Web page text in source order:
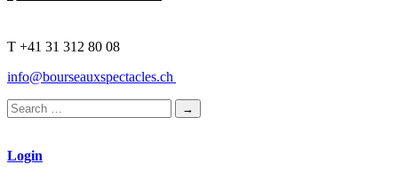
T +41 31 312 80 08
info@bourseauxspectacles.ch
Login